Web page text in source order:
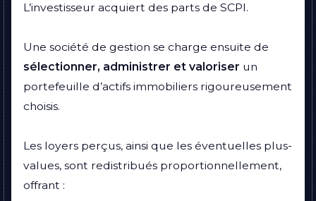
L’investisseur acquiert des parts de SCPI.
Une société de gestion se charge ensuite de
sélectionner, administrer et valoriser un
portefeuille d’actifs immobiliers rigoureusement
choisis.
Les loyers perçus, ainsi que les éventuelles plus-
values, sont redistribués proportionnellement,
offrant :